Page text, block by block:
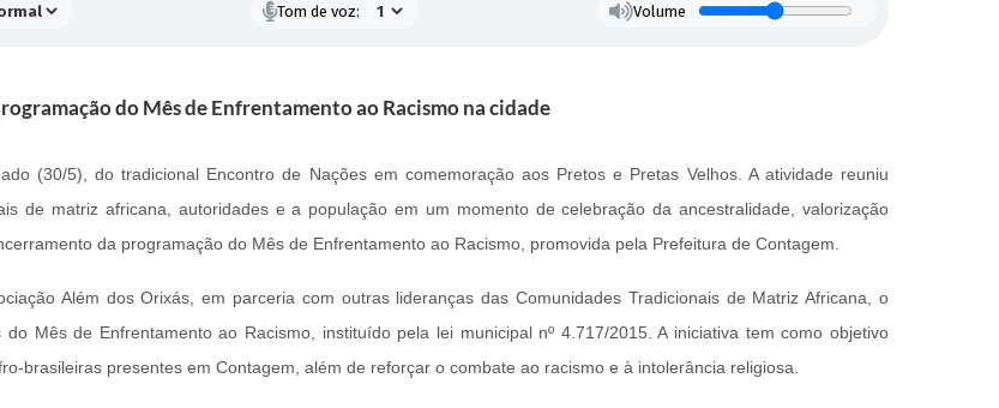
Tom de voz: Volume
do Mês de Enfrentamento ao Racismo na cidade
(30/5), do tradicional Encontro de Nações em comemoração aos Pretos e Pretas Velhos. A atividade reuniu
de matriz africana, autoridades e a população em um momento de celebração da ancestralidade, valorização
da programação do Mês de Enfrentamento ao Racismo, promovida pela Prefeitura de Contagem.
Além dos Orixás, em parceria com outras lideranças das Comunidades Tradicionais de Matriz Africana, o
Mês de Enfrentamento ao Racismo, instituído pela lei municipal nº 4.717/2015. A iniciativa tem como objetivo
brasileiras presentes em Contagem, além de reforçar o combate ao racismo e à intolerância religiosa.